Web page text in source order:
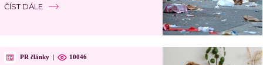
ČÍST DÁLE
PR články | 10046